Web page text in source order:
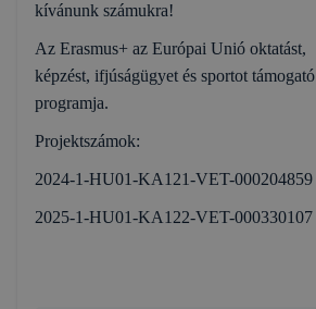
kívánunk számukra!
Az Erasmus+ az Európai Unió oktatást,
képzést, ifjúságügyet és sportot támogató
programja.
Projektszámok:
2024-1-HU01-KA121-VET-000204859
2025-1-HU01-KA122-VET-000330107